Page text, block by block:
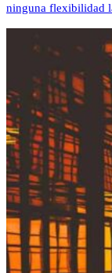
ninguna flexibilidad